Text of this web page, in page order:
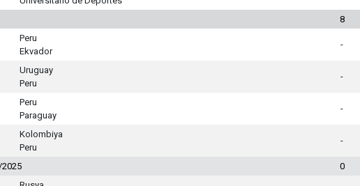
8
Peru
Ekvador
-
Uruguay
Peru
-
Peru
Paraguay
-
Kolombiya
Peru
-
0